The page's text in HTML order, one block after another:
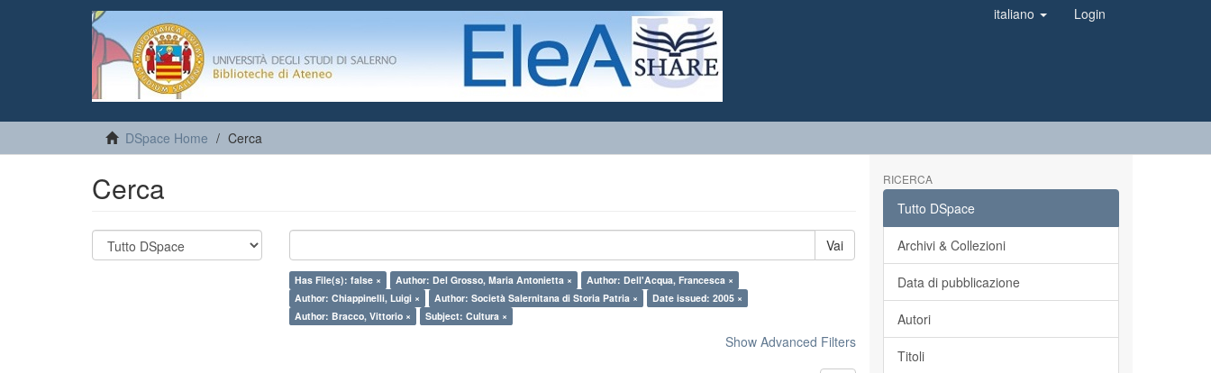
italiano Login
DSpace Home Cerca
Cerca
Vai
Has File(s): false × Author: Del Grosso, Maria Antonietta ×
Author: Dell'Acqua, Francesca ×
Author: Chiappinelli, Luigi ×
Author: Società Salernitana di Storia Patria ×
Date issued: 2005 ×
Author: Bracco, Vittorio ×
Subject: Cultura ×
Show Advanced Filters
RICERCA
Tutto DSpace
Archivi & Collezioni
Data di pubblicazione
Autori
Titoli